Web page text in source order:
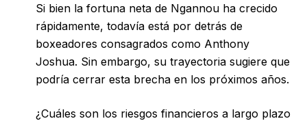
Si bien la fortuna neta de Ngannou ha crecido
rápidamente, todavía está por detrás de
boxeadores consagrados como Anthony
Joshua. Sin embargo, su trayectoria sugiere que
podría cerrar esta brecha en los próximos años.
¿Cuáles son los riesgos financieros a largo plazo